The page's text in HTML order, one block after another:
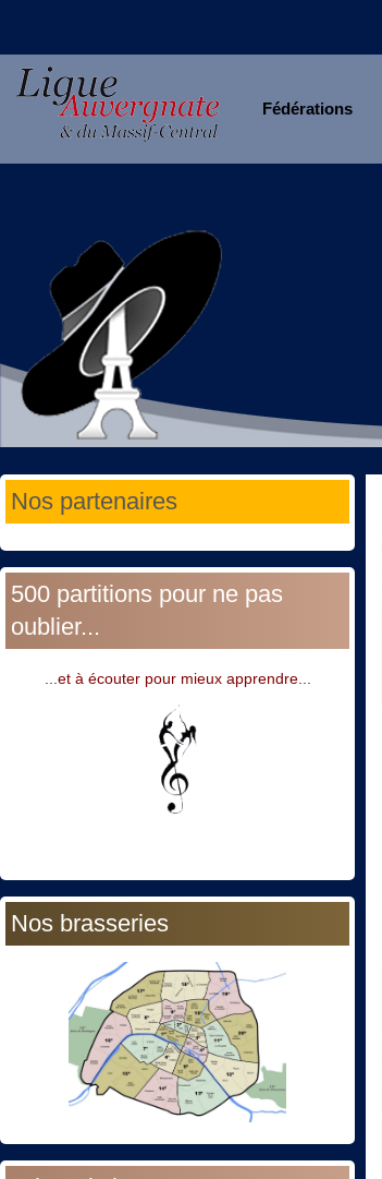
Fédérations
Nos partenaires
500 partitions pour ne pas
oublier...
...et à écouter pour mieux apprendre...
Nos brasseries